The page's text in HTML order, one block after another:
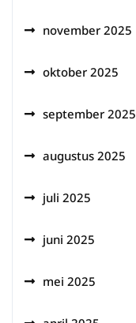
november 2025
oktober 2025
september 2025
augustus 2025
juli 2025
juni 2025
mei 2025